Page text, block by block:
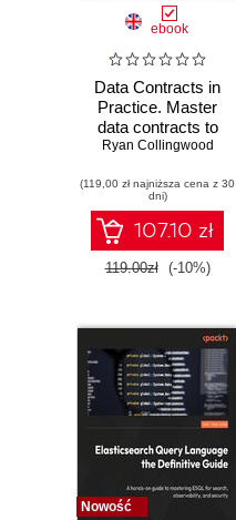
ebook
Data Contracts in
Practice. Master
data contracts to
boost efficiency,
understanding, and
support data
governance
Ryan Collingwood
(119,00 zł najniższa cena z 30
dni)
107.10 zł
119.00zł (-10%)
Nowość